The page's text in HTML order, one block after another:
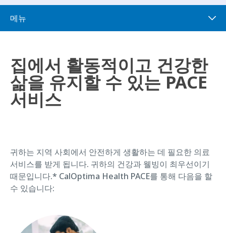
메뉴
집에서 활동적이고 건강한
삶을 유지할 수 있는 PACE
서비스
귀하는 지역 사회에서 안전하게 생활하는 데 필요한 의료
서비스를 받게 됩니다. 귀하의 건강과 웰빙이 최우선이기
때문입니다.* CalOptima Health PACE를 통해 다음을 할
수 있습니다: